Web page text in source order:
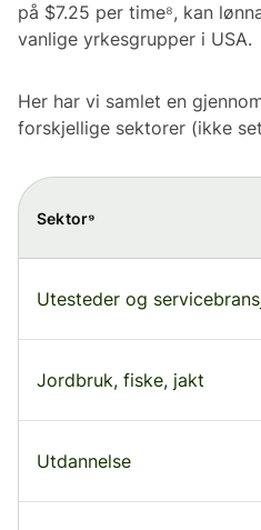
på $7.25 per time⁸, kan
vanlige yrkesgrupper i USA.
Her har vi samlet en
forskjellige sektorer (ikke
Sektor⁹
Utesteder og
Jordbruk, fiske, jakt
Utdannelse